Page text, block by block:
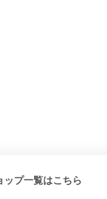
ップ一覧はこちら